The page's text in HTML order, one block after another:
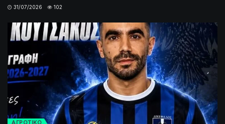
31/07/2026 102
ΑΓΡΟΤΙΚΟ